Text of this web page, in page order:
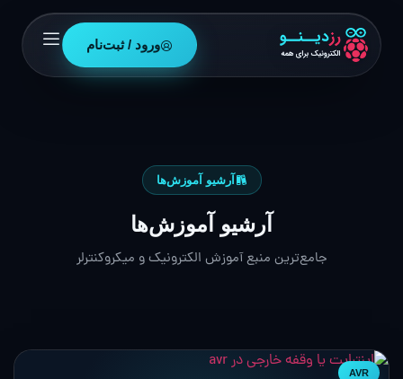
ورود / ثبت‌نام
آرشیو آموزش‌ها
آرشیو آموزش‌ها
جامع‌ترین منبع آموزش الکترونیک و میکروکنترلر
AVR